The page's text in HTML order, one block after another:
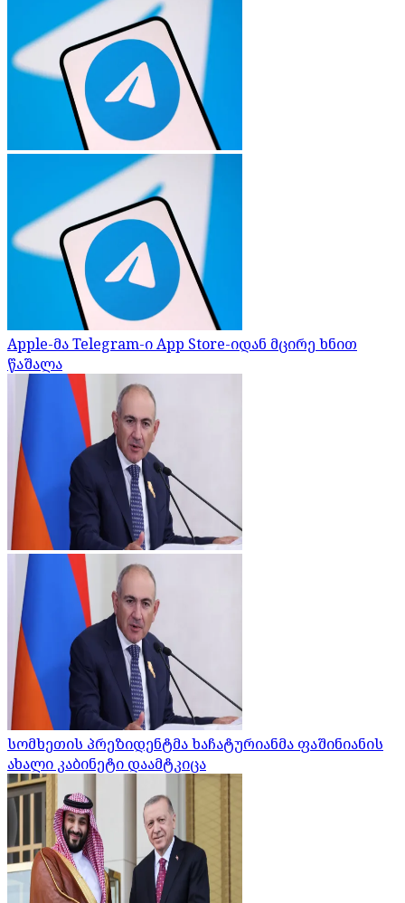
Apple-მა Telegram-ი App Store-იდან მცირე ხნით
წაშალა
სომხეთის პრეზიდენტმა ხაჩატურიანმა ფაშინიანის
ახალი კაბინეტი დაამტკიცა